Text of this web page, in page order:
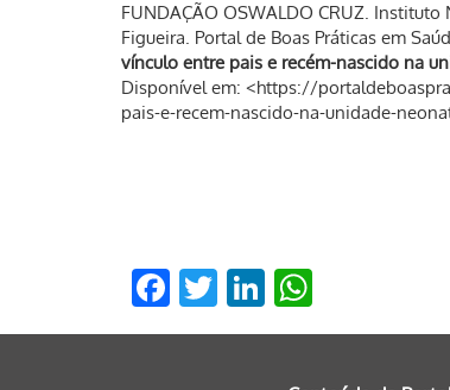
FUNDAÇÃO OSWALDO CRUZ.
Figueira. Portal de Boas Práticas em
vínculo entre pais e recém-nascido na
Disponível em: <https://
pais-e-recem-nascido-na-unidade-
Facebook
TwitterLinkedIn